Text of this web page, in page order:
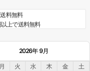
料無料
上で送料無料
2026年 9月
月 火 水 木 金
土